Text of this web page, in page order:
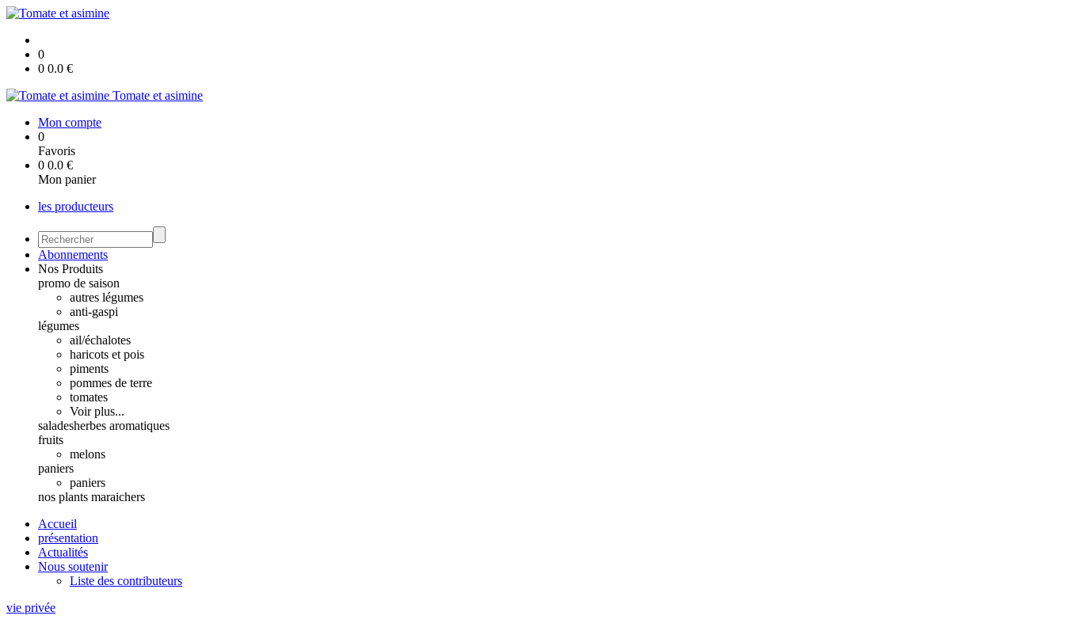
0
0 0.0 €
Tomate et asimine
Mon compte
0
Favoris
0 0.0 €
Mon panier
les producteurs
Abonnements
Nos Produits
promo de saison
autres légumes
anti-gaspi
légumes
ail/échalotes
haricots et pois
piments
pommes de terre
tomates
Voir plus...
saladesherbes aromatiques
fruits
melons
paniers
paniers
nos plants maraichers
Accueil
présentation
Actualités
Nous soutenir
Liste des contributeurs
vie privée